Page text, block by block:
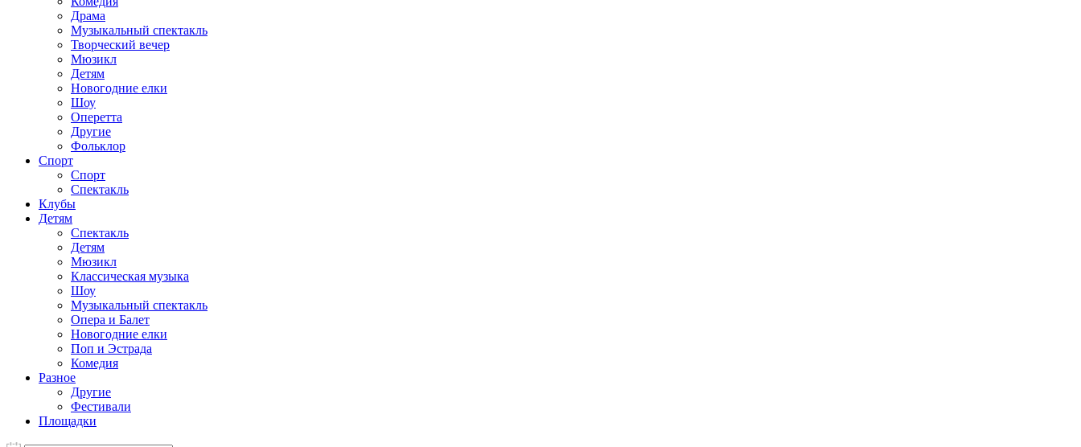
Драма
Музыкальный спектакль
Творческий вечер
Мюзикл
Детям
Новогодние елки
Шоу
Оперетта
Другие
Фольклор
Спорт
Спорт
Спектакль
Клубы
Детям
Спектакль
Детям
Мюзикл
Классическая музыка
Шоу
Музыкальный спектакль
Опера и Балет
Новогодние елки
Поп и Эстрада
Комедия
Разное
Другие
Фестивали
Площадки